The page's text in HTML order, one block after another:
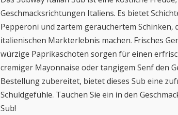
Geschmacksrichtungen Italiens. Es bietet
Pepperoni und zartem geräuchertem Schinken,
italienischen Markterlebnis machen. Frisches
würzige Paprikaschoten sorgen für einen
cremiger Mayonnaise oder tangigem Senf den
Bestellung zubereitet, bietet dieses Sub eine
Schuldgefühle. Tauchen Sie ein in den
Sub!